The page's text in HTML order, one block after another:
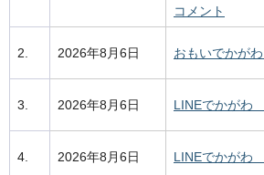
コメント
2. 2026年8月6日 おもいでかが
3. 2026年8月6日 LINEでかがわ
4. 2026年8月6日 LINEでかがわ